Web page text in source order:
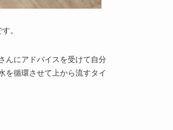
。
んにアドバイスを受けて自分
を循環させて上から流すタイ